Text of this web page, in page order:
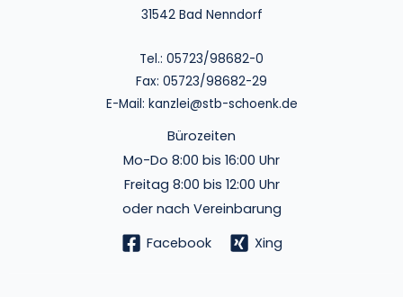
31542 Bad Nenndorf
Tel.: 05723/98682-0
Fax: 05723/98682-29
E-Mail: kanzlei@stb-schoenk.de
Bürozeiten
Mo-Do 8:00 bis 16:00 Uhr
Freitag 8:00 bis 12:00 Uhr
oder nach Vereinbarung
Facebook
Xing